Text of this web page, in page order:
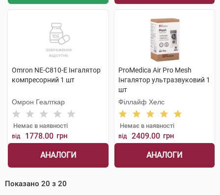
Omron NE-C810-E Інгалятор
компресорний 1 шт
Омрон Геалткар
Немає в наявності
від 1778.00 грн
АНАЛОГИ
ProMedica Air Pro Mesh
Інгалятор ультразвуковий 1
шт
Філлайф Хелс
Немає в наявності
від 2409.00 грн
АНАЛОГИ
Показано 20 з 20